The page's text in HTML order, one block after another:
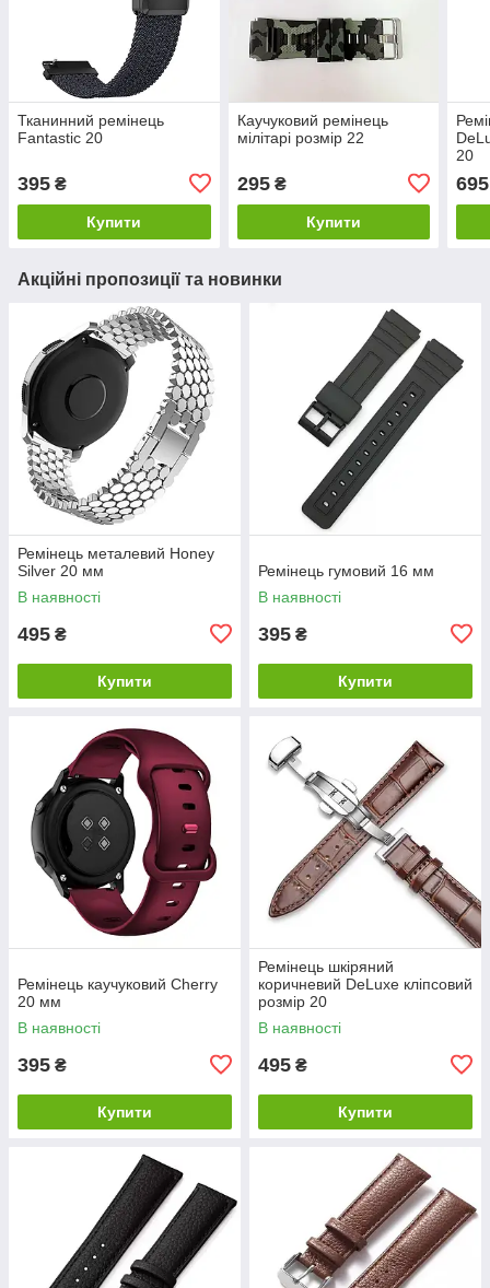
Тканинний ремінець
Fantastic 20
395 ₴
Купити
Каучуковий ремінець
мілітарі розмір 22
295₴
Купити
20
695
Акційні пропозиції та новинки
Ремінець металевий Honey
Silver 20 мм
В наявності
495 ₴
Купити
Ремінець гумовий 16 мм
В наявності
395 ₴
Купити
Ремінець каучуковий Cherry
20 мм
В наявності
395 ₴
Купити
Ремінець шкіряний
коричневий DeLuxe кліпсовий
розмір 20
В наявності
495 ₴
Купити